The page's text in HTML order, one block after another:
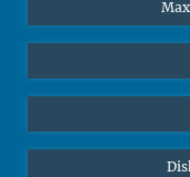
Schüler*innen
Öffentlichkeit
Alumnae | Alumni